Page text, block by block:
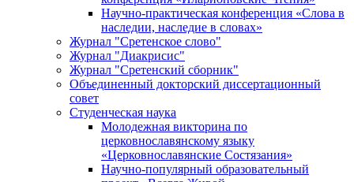
Научно-практическая конференция «Cлова в
наследии, наследие в словах»
Журнал "Сретенское слово"
Журнал "Диакрисис"
Журнал "Сретенский сборник"
Объединенный докторский диссертационный
совет
Студенческая наука
Молодежная викторина по
церковнославянскому языку
«Церковнославянские Состязания»
Научно-популярный образовательный